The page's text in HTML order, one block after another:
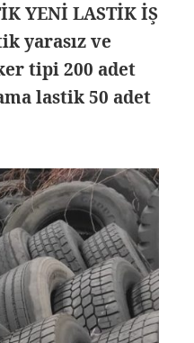
YENİ LASTİK İŞ
yarasız ve
tipi 200 adet
lastik 50 adet